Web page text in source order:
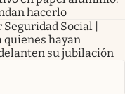
hacerlo
Social |
quienes hayan
su jubilación